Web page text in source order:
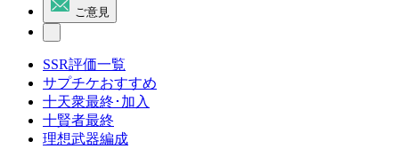
ご意見
SSR評価一覧
サプチケおすすめ
十天衆最終･加入
十賢者最終
理想武器編成